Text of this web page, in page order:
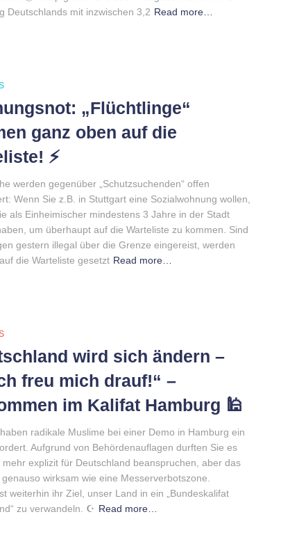
Deutschlands mit inzwischen 3,2 Read more…
„Flüchtlinge“
ganz oben auf die
⚡️
werden gegenüber „Schutzsuchenden“ offen
Wenn Sie z.B. in Stuttgart eine Sozialwohnung wollen,
als Einheimischer mindestens 3 Jahre in der Stadt
um überhaupt auf die Warteliste zu kommen. Sind
gestern illegal über die Grenze eingereist, werden
die Warteliste gesetzt Read more…
wird sich ändern –
freu mich drauf!“ –
im Kalifat Hamburg 🕌
radikale Muslime bei einer Demo in Hamburg ein
Aufgrund von Behördenauflagen durften Sie es
mehr explizit für Deutschland beanspruchen, aber das
wirksam wie eine Messerverbotszone.
weiterhin ihr Ziel, unser Land in ein „Bundeskalifat
zu verwandeln. ☪️ Read more…